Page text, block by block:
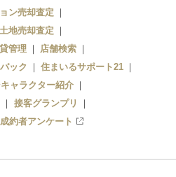
ン売却査定
土地売却査定
管理
店舗検索
ック
住まいるサポート21
ャラクター紹介
接客グランプリ
成約者アンケート